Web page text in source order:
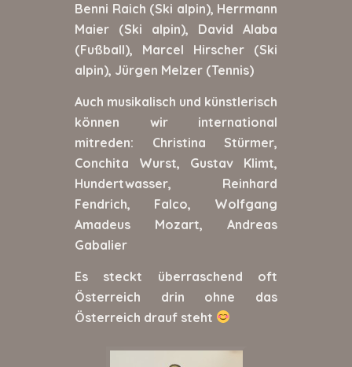
Benni Raich (Ski alpin), Herrmann
Maier (Ski alpin), David Alaba
(Fußball), Marcel Hirscher (Ski
alpin), Jürgen Melzer (Tennis)
Auch musikalisch und künstlerisch
können wir international
mitreden: Christina Stürmer,
Conchita Wurst, Gustav Klimt,
Hundertwasser, Reinhard
Fendrich, Falco, Wolfgang
Amadeus Mozart, Andreas
Gabalier
Es steckt überraschend oft
Österreich drin ohne das
Österreich drauf steht